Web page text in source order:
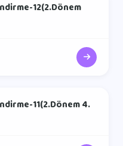
12(2.Dönem
11(2.Dönem 4.